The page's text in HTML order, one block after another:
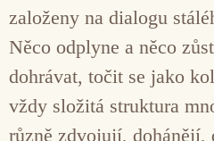
založeny na dialogu
Něco odplyne a něco
dohrávat, točit se jako
vždy složitá struktura
různě zdvojují, dohánějí,